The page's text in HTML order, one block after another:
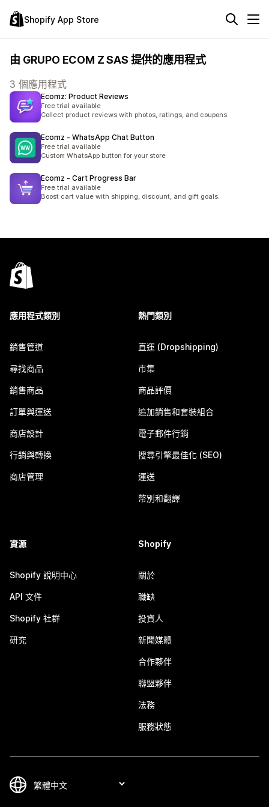
Shopify App Store
由 GRUPO ECOM Z SAS 提供的應用程式
3 個應用程式
Ecomz: Product Reviews
Free trial available
Collect product reviews with photos, ratings, and coupons
Ecomz ‑ WhatsApp Chat Button
Free trial available
Custom WhatsApp button for your store
Ecomz ‑ Cart Progress Bar
Free trial available
Boost cart value with shipping, discount, and gift goals.
應用程式類別
銷售管道
尋找商品
銷售商品
訂單與運送
商店設計
行銷與轉換
商店管理
熱門類別
直運 (Dropshipping)
市集
商品評價
追加銷售和套裝組合
電子郵件行銷
搜尋引擎最佳化 (SEO)
運送
幣別和翻譯
資源
Shopify 說明中心
API 文件
Shopify 社群
研究
Shopify
關於
職缺
投資人
新聞媒體
合作夥伴
聯盟夥伴
法務
服務狀態